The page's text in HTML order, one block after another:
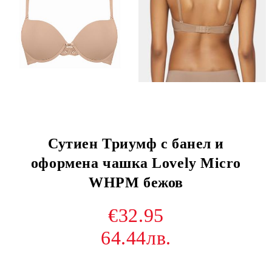
Сутиен Триумф с банел и
оформена чашка Lovely Micro
WHPM бежов
€32.95
64.44лв.